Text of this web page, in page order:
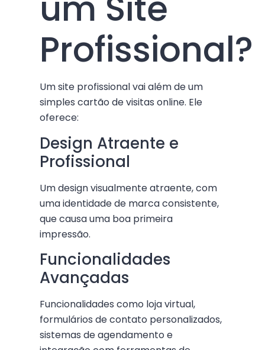
Profissional?
Um site profissional vai além de um
simples cartão de visitas online. Ele
oferece:
Design Atraente e
Profissional
Um design visualmente atraente, com
uma identidade de marca consistente,
que causa uma boa primeira
impressão.
Funcionalidades
Avançadas
Funcionalidades como loja virtual,
formulários de contato personalizados,
sistemas de agendamento e